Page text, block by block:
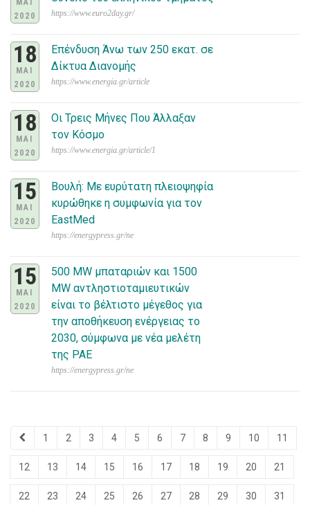
ΜΑΙ
2020
https://www.euro2day.gr/
18
ΜΑΙ
2020
Επένδυση Άνω των 250 εκατ. σε
Δίκτυα Διανομής
https://www.energia.gr/article
18
ΜΑΙ
2020
Οι Τρεις Μήνες Που Άλλαξαν
τον Κόσμο
https://www.energia.gr/article/1
15
ΜΑΙ
2020
Βουλή: Με ευρύτατη πλειοψηφία
κυρώθηκε η συμφωνία για τον
EastMed
https://energypress.gr/ne
15
ΜΑΙ
2020
500 MW μπαταριών και 1500
MW αντληστιοταμιευτικών
είναι το βέλτιστο μέγεθος για
την αποθήκευση ενέργειας το
2030, σύμφωνα με νέα μελέτη
της ΡΑΕ
https://energypress.gr/ne
1 2 3 4 5 6 7 8 9 10 11
12 13 14 15 16 17 18 19 20 21
22 23 24 25 26 27 28 29 30 31